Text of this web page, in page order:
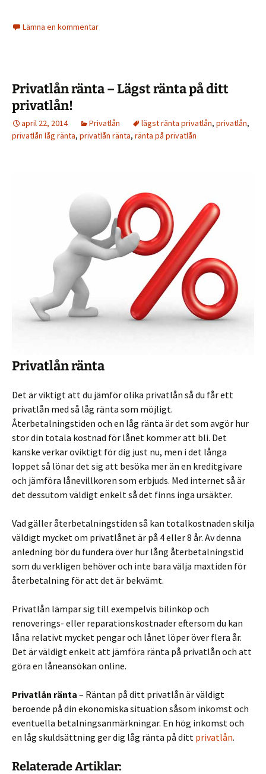
Lämna en kommentar
Privatlån ränta – Lägst ränta på ditt
privatlån!
april 22, 2014 Privatlån lägst ränta privatlån, privatlån,
privatlån låg ränta, privatlån ränta, ränta på privatlån
Privatlån ränta
Det är viktigt att du jämför olika privatlån så du får ett
privatlån med så låg ränta som möjligt.
Återbetalningstiden och en låg ränta är det som avgör hur
stor din totala kostnad för lånet kommer att bli. Det
kanske verkar oviktigt för dig just nu, men i det långa
loppet så lönar det sig att besöka mer än en kreditgivare
och jämföra lånevillkoren som erbjuds. Med internet så är
det dessutom väldigt enkelt så det finns inga ursäkter.
Vad gäller återbetalningstiden så kan totalkostnaden skilja
väldigt mycket om privatlånet är på 4 eller 8 år. Av denna
anledning bör du fundera över hur lång återbetalningstid
som du verkligen behöver och inte bara välja maxtiden för
återbetalning för att det är bekvämt.
Privatlån lämpar sig till exempelvis bilinköp och
renoverings- eller reparationskostnader eftersom du kan
låna relativt mycket pengar och lånet löper över flera år.
Det är väldigt enkelt att jämföra ränta på privatlån och att
göra en låneansökan online.
Privatlån ränta – Räntan på ditt privatlån är väldigt
beroende på din ekonomiska situation såsom inkomst och
eventuella betalningsanmärkningar. En hög inkomst och
en låg skuldsättning ger dig låg ränta på ditt privatlån.
Relaterade Artiklar: